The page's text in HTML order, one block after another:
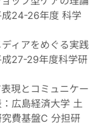
成24-26年度 科学
ィアをめぐる実践
27-29年度科学研
現とコミュニケー
広島経済大学 土
費基盤C 分担研